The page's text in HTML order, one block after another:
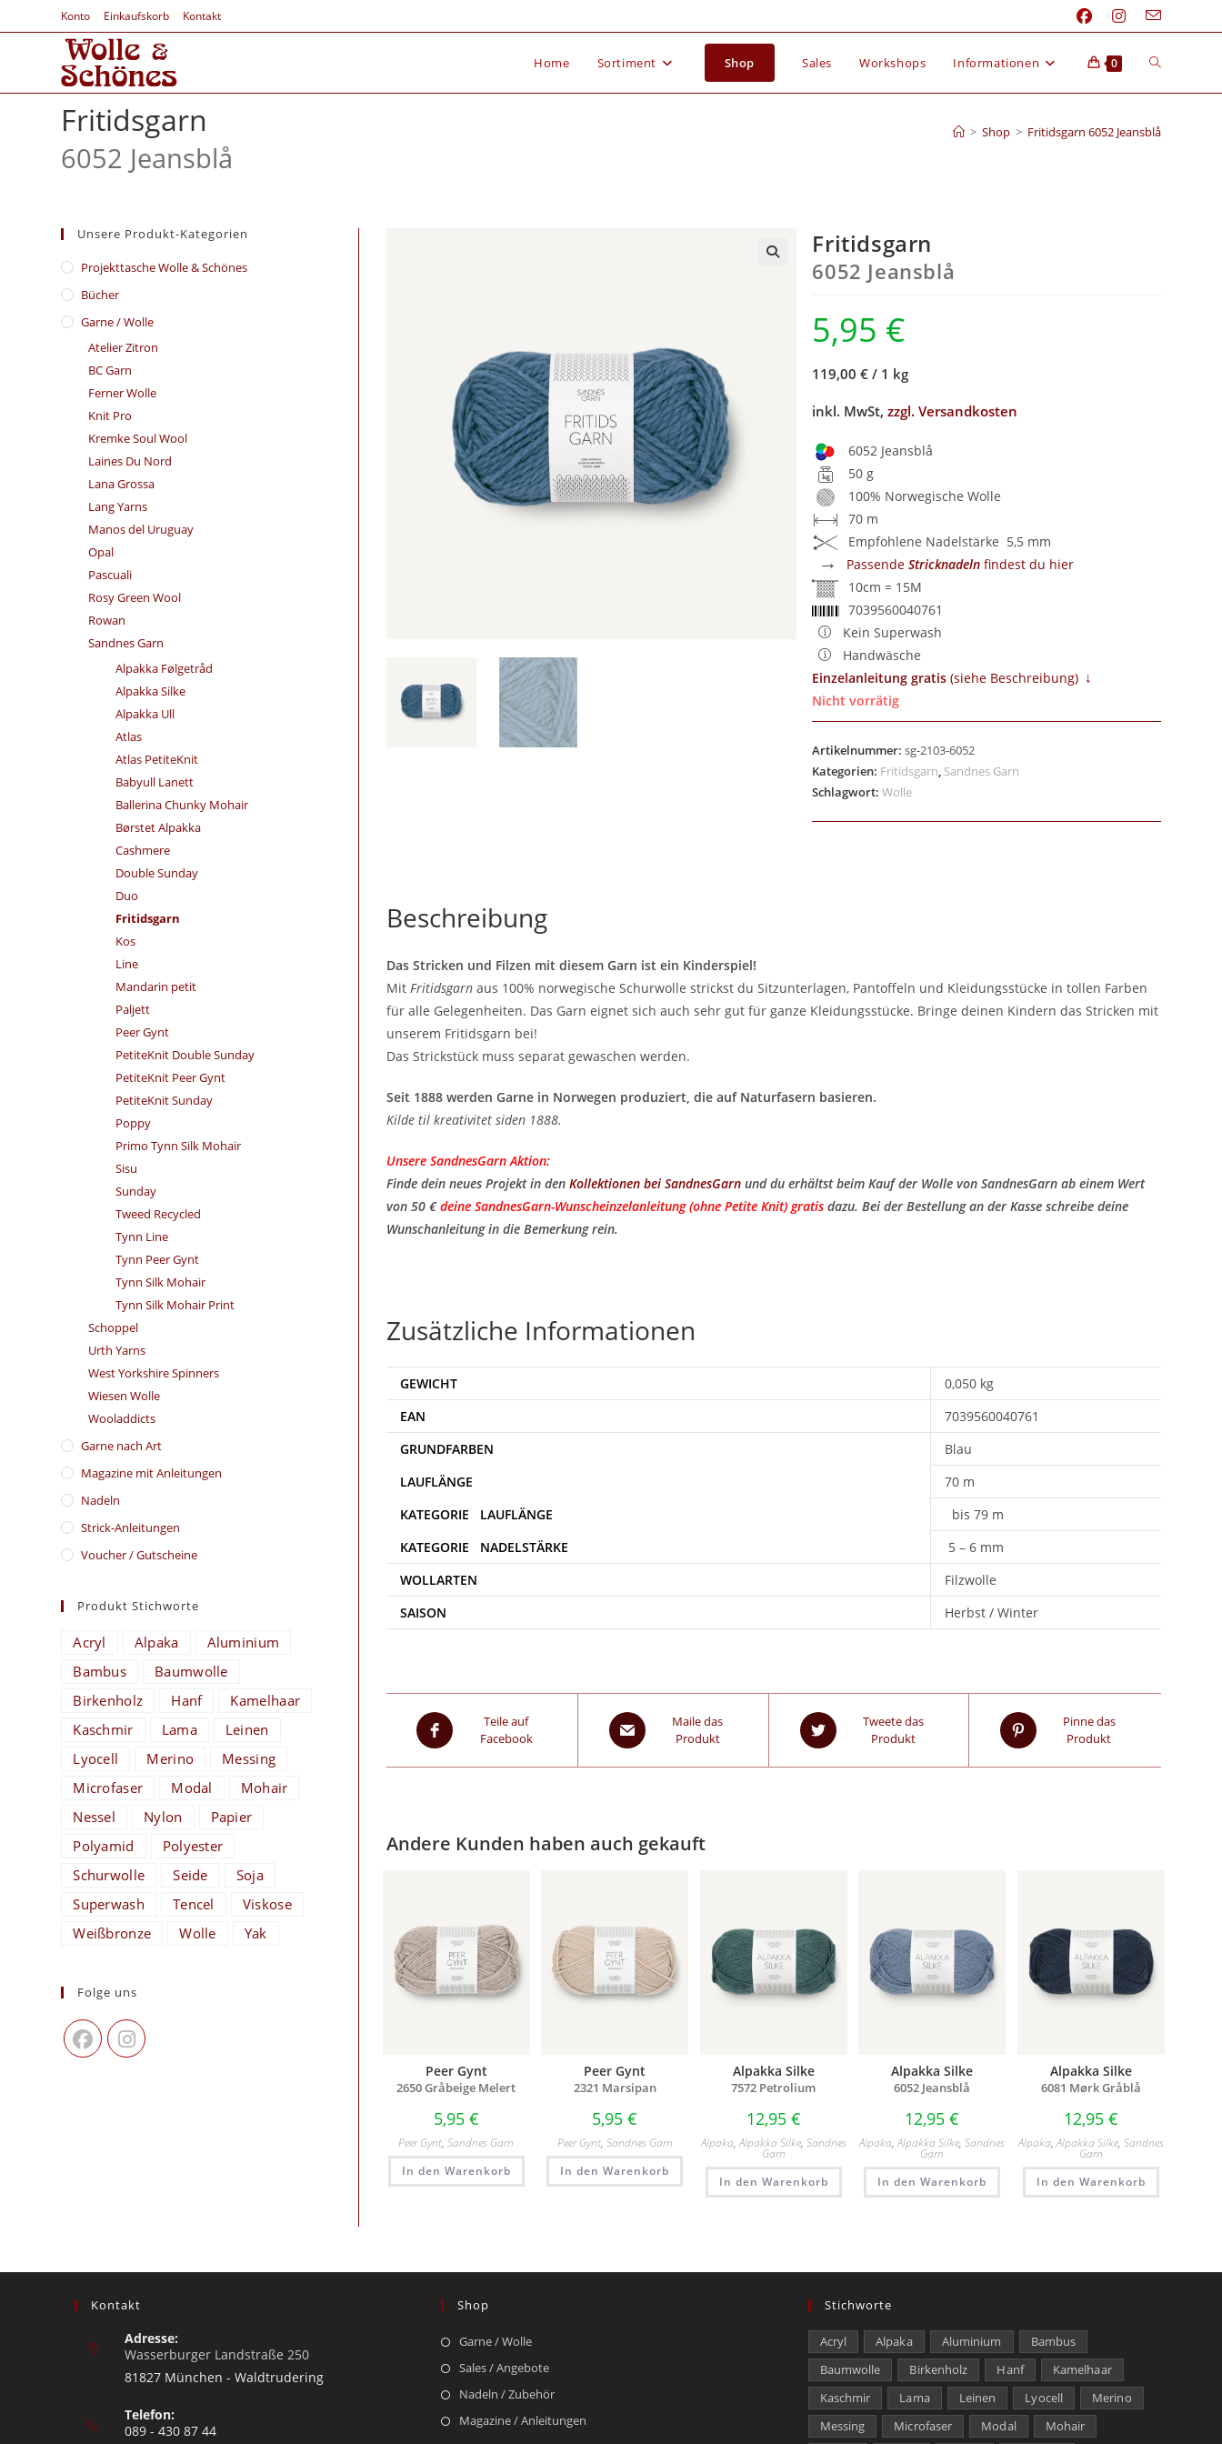
Konto Einkaufskorb Kontakt
Home Sortiment Shop Sales Workshops Informationen 0
Fritidsgarn
6052 Jeansblå
> Shop > Fritidsgarn 6052 Jeansblå
Fritidsgarn
6052 Jeansblå
5,95 €
119,00 € / 1 kg
inkl. MwSt,zzgl. Versandkosten
6052 Jeansblå
50 g
100% Norwegische Wolle
70 m
Empfohlene Nadelstärke 5,5 mm
→ PassendeStricknadeln findest du hier
10cm = 15M
7039560040761
Kein Superwash
Handwäsche
Einzelanleitung gratis ​ (siehe Beschreibung) ↓
Nicht vorrätig
Artikelnummer:sg-2103-6052
Kategorien: Fritidsgarn, Sandnes Garn
Schlagwort:Wolle
Beschreibung
Das Stricken und Filzen mit diesem Garn ist ein Kinderspiel!
Mit Fritidsgarnaus 100% norwegische Schurwolle strickst du Sitzunterlagen, Pantoffeln und Kleidungsstücke in tollen Farben
für alle Gelegenheiten. Das Garn eignet sich auch sehr gut für ganze Kleidungsstücke. Bringe deinen Kindern das Stricken mit
unserem Fritidsgarn bei!
Das Strickstück muss separat gewaschen werden.
Seit 1888 werden Garne in Norwegen produziert, die auf Naturfasern basieren.
Kilde til kreativitet siden 1888.
Unsere SandnesGarn Aktion:
Finde dein neues Projekt in den Kollektionen bei SandnesGarnund du erhältst beim Kauf der Wolle von SandnesGarn ab einem Wert
von 50 €deine SandnesGarn-Wunscheinzelanleitung (ohne Petite Knit) gratis​ dazu. Bei der Bestellung an der Kasse schreibe deine
Wunschanleitung in die Bemerkung rein.
Zusätzliche Informationen
GEWICHT
0,050 kg
EAN
7039560040761
Blau
70 m
bis 79 m
5 – 6 mm
WOLLARTEN
Filzwolle
SAISON
Herbst / Winter
Teile auf
Facebook
Maile das
Produkt
Tweete das
Produkt
Pinne das
Produkt
Andere Kunden haben auch gekauft
Peer Gynt
2650 Gråbeige Melert
5,95 €
Peer Gynt,Sandnes Garn
In den Warenkorb
Peer Gynt
2321 Marsipan
5,95€
Peer Gynt, Sandnes Garn
In den Warenkorb
Alpakka Silke
7572 Petrolium
12,95 €
Alpaka,Alpakka Silke, Sandnes
Garn
In den Warenkorb
Alpakka Silke
6052 Jeansblå
12,95€
Alpaka,Alpakka Silke,Sandnes
Garn
In den Warenkorb
Alpakka Silke
6081 Mørk Gråblå
12,95 €
Alpaka,Alpakka Silke, Sandnes
Garn
In den Warenkorb
Unsere Produkt-Kategorien
​Projekttasche Wolle & Schönes
Bücher
Garne / Wolle
Atelier Zitron
BC Garn
Ferner Wolle
Knit Pro
Kremke Soul Wool
Laines Du Nord
Lana Grossa
Lang Yarns
Manos del Uruguay
Opal
Pascuali
Rosy Green Wool
Rowan
Sandnes Garn
Alpakka Følgetråd
Alpakka Silke
Alpakka Ull
Atlas
Atlas PetiteKnit
Babyull Lanett
Ballerina Chunky Mohair
Børstet Alpakka
Cashmere
Double Sunday
Duo
Fritidsgarn
Kos
Line
Mandarin petit
Paljett
Peer Gynt
PetiteKnit Double Sunday
PetiteKnit Peer Gynt
PetiteKnit Sunday
Poppy
Primo Tynn Silk Mohair
Sisu
Sunday
Tweed Recycled
Tynn Line
Tynn Peer Gynt
Tynn Silk Mohair
Tynn Silk Mohair Print
Schoppel
Urth Yarns
West Yorkshire Spinners
Wiesen Wolle
Wooladdicts
Garne nach Art
Magazine mit Anleitungen
Nadeln
Strick-Anleitungen
Voucher / Gutscheine
Produkt Stichworte
Acryl Alpaka
Aluminium
Bambus
Baumwolle
Birkenholz
Hanf
Kamelhaar
Kaschmir
Lama
Leinen
Lyocell
Merino
Messing
Microfaser
Modal
Mohair
Nessel
Nylon
Papier
Polyamid
Polyester
Schurwolle
Seide
Soja
Superwash
Tencel
Viskose
Weißbronze
Wolle Yak
Folge uns
Kontakt
Adresse:
Wasserburger Landstraße 250
81827 München - Waldtrudering
Telefon:
089 - 430 87 44
Shop
Garne / Wolle
Sales / Angebote
Nadeln / Zubehör
Magazine / Anleitungen
Stichworte
Acryl Alpaka Aluminium
Bambus
Baumwolle
Birkenholz Hanf
Kamelhaar
Kaschmir
Lama Leinen Lyocell
Merino
Messing
Microfaser Modal Mohair